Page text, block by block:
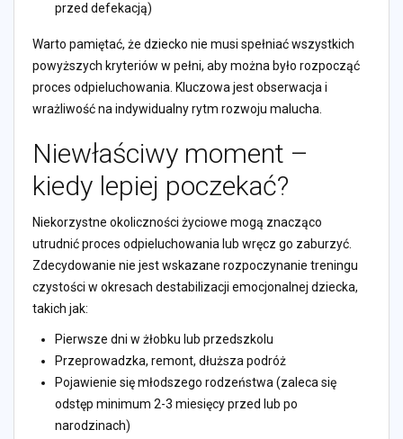
przed defekacją)
Warto pamiętać, że dziecko nie musi spełniać wszystkich
powyższych kryteriów w pełni, aby można było rozpocząć
proces odpieluchowania. Kluczowa jest obserwacja i
wrażliwość na indywidualny rytm rozwoju malucha.
Niewłaściwy moment –
kiedy lepiej poczekać?
Niekorzystne okoliczności życiowe mogą znacząco
utrudnić proces odpieluchowania lub wręcz go zaburzyć.
Zdecydowanie nie jest wskazane rozpoczynanie treningu
czystości w okresach destabilizacji emocjonalnej dziecka,
takich jak:
Pierwsze dni w żłobku lub przedszkolu
Przeprowadzka, remont, dłuższa podróż
Pojawienie się młodszego rodzeństwa (zaleca się
odstęp minimum 2-3 miesięcy przed lub po
narodzinach)